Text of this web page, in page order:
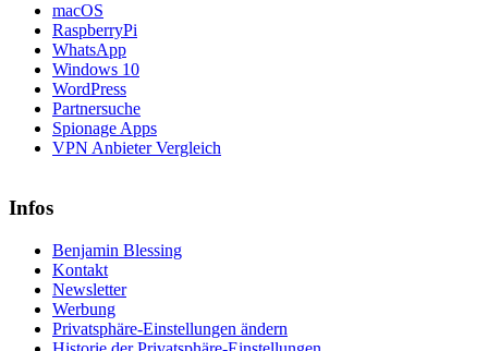
macOS
RaspberryPi
WhatsApp
Windows 10
WordPress
Partnersuche
Spionage Apps
VPN Anbieter Vergleich
Infos
Benjamin Blessing
Kontakt
Newsletter
Werbung
Privatsphäre-Einstellungen ändern